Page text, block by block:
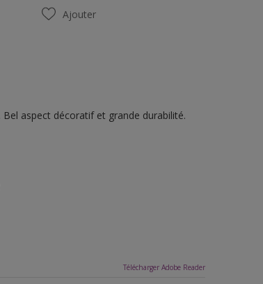
Ajouter
aspect décoratif et grande durabilité.
Télécharger Adobe Reader